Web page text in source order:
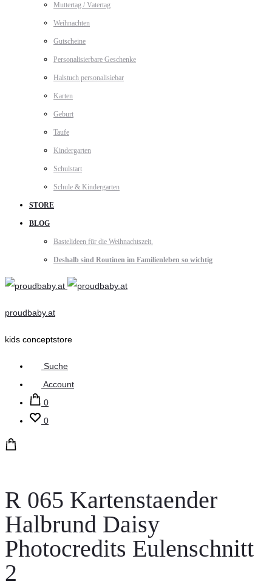
Muttertag / Vatertag
Weihnachten
Gutscheine
Personalisierbare Geschenke
Halstuch personalisiebar
Karten
Geburt
Taufe
Kindergarten
Schulstart
Schule & Kindergarten
STORE
BLOG
Bastelideen für die Weihnachtszeit.
Deshalb sind Routinen im Familienleben so wichtig
proudbaby.at
kids conceptstore
Suche
Account
0
0
R 065 Kartenstaender
Halbrund Daisy
Photocredits Eulenschnitt
2